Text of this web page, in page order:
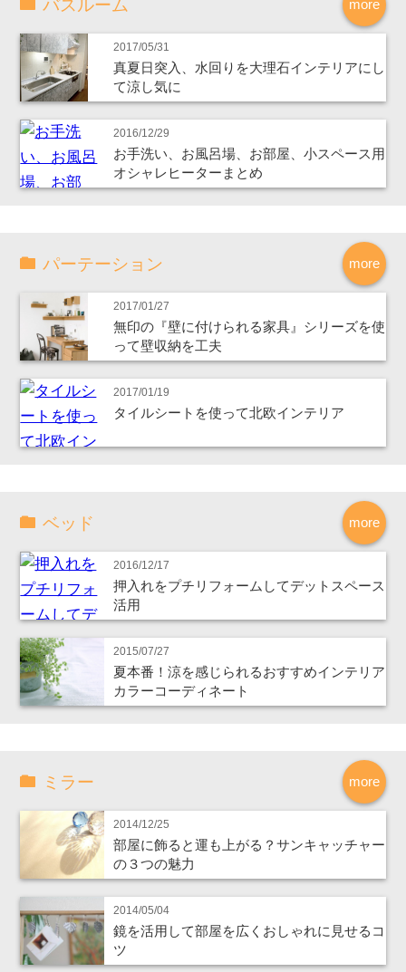
more
バスルーム
2017/05/31
真夏日突入、水回りを大理石インテリアにし
て涼し気に
2016/12/29
お手洗い、お風呂場、お部屋、小スペース用
オシャレヒーターまとめ
more
パーテーション
2017/01/27
無印の『壁に付けられる家具』シリーズを使
って壁収納を工夫
2017/01/19
タイルシートを使って北欧インテリア
more
ベッド
2016/12/17
押入れをプチリフォームしてデットスペース
活用
2015/07/27
夏本番！涼を感じられるおすすめインテリア
カラーコーディネート
more
ミラー
2014/12/25
部屋に飾ると運も上がる？サンキャッチャー
の３つの魅力
2014/05/04
鏡を活用して部屋を広くおしゃれに見せるコ
ツ